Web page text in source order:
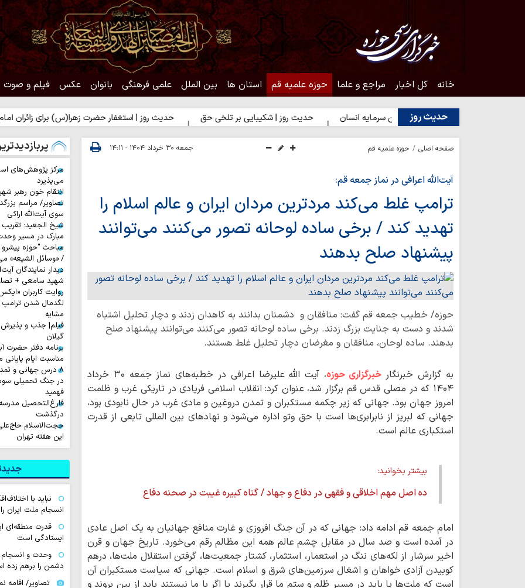
خانه کل اخبار مراجع و علما حوزه علمیه قم استان ها بین الملل علمی فرهنگی بانوان عکس فیلم و صوت
حدیث روز
حدیث روز | بهترین سرمایه انسان حدیث روز | شکیبایی بر تلخی حق حدیث روز | استغفار حضرت زهرا(س) برای زائران امام حسین(ع)
صفحه اصلی حوزه علمیه قم جمعه ۳۰ خرداد ۱۴۰۴ - ۱۴:۱۱
آیت‌الله اعرافی در نماز جمعه قم:
ترامپ غلط می‌کند مردترین مردان ایران و عالم اسلام را
تهدید کند / برخی ساده لوحانه تصور می‌کنند می‌توانند
پیشنهاد صلح بدهند
حوزه/ خطیب جمعه قم گفت: منافقان و دشمنان بدانند به کاهدان زدند و دچار تحلیل اشتباه
شدند و دست به جنایت بزرگ زدند. برخی ساده لوحانه تصور می‌کنند می‌توانند پیشنهاد صلح
بدهند. ساده لوحان، منافقان و مغرضان دچار تحلیل غلط هستند.
به گزارش خبرنگارخبرگزاری حوزه
، آیت الله علیرضا اعرافی در خطبه‌های نماز جمعه ۳۰ خرداد
۱۴۰۴ که در مصلی قدس قم برگزار شد، عنوان کرد: انقلاب اسلامی فریادی در تاریکی غرب و ظلمت
امروز جهان بود. جهانی که زیر چکمه مستکبران و تمدن دروغین و مادی غرب در حال نابودی بود،
جهانی که لبریز از نابرابری‌ها است با حق وتو اداره می‌شود و نهادهای بین المللی تابعی از قدرت
استکباری عالم است.
بیشتر بخوانید:
ده اصل مهم اخلاقی و فقهی در دفاع و جهاد / گناه کبیره غیبت در صحنه دفاع
امام جمعه قم ادامه داد: جهانی که در آن جنگ افروزی و غارت منافع جهانیان به یک اصل عادی
در آمده است و صد سال در مقابل چشم عالم همه این مظالم رقم می‌خورد. تاریخ جهان و قرن
اخیر سرشار از لکه‌های ننگ در استعمار، استثمار، کشتار جمعیت‌ها، گرفتن استقلال ملت‌ها، درهم
کوبیدن آزادی خواهان و اشغال سرزمین‌های شرق و اسلام است. جهانی که سیاست مستکبران آن
است که ملت‌ها یا باید در مسیر ظلم و ستم ما قرار بگیرند یا اگر با ما نیستند باید از بین بروند و
مرکز پژوهش‌های
می‌پذیرد
انتقام خون رهبر
تصاویر/ مراسم
سوی آیت‌الله اراکی
شیخ الجعید: تقریب
مبارک در مسیر
مباحث "حوزه پیشرو
/ «وسائل الشیعه»
دیدار نمایندگان
شهید سامعی +
لگدمال شدن ترامپ
مشایه
فیلم| جذب و پذیرش
گیلان
برنامه دفتر حضرت
مناسبت ایام پایانی
۸ درس جهانی و
در جنگ تحمیلی
فهمید
فارغ‌التحصیل
درگذشت
حجت‌الاسلام
این هفته تهران
نباید با
انسجام ملت ایران
قدرت منطقه‌ای
ایستادگی است
وحدت و انسجام
دشمن را برهم زده
تصاویر/ اقامه